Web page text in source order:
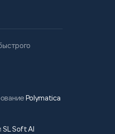
Polymatica
SL Soft AI